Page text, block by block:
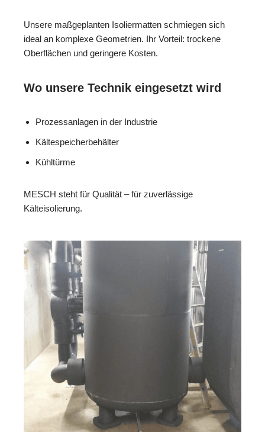
Unsere maßgeplanten Isoliermatten schmiegen sich
ideal an komplexe Geometrien. Ihr Vorteil: trockene
Oberflächen und geringere Kosten.
Wo unsere Technik eingesetzt wird
Prozessanlagen in der Industrie
Kältespeicherbehälter
Kühltürme
MESCH steht für Qualität – für zuverlässige
Kälteisolierung.